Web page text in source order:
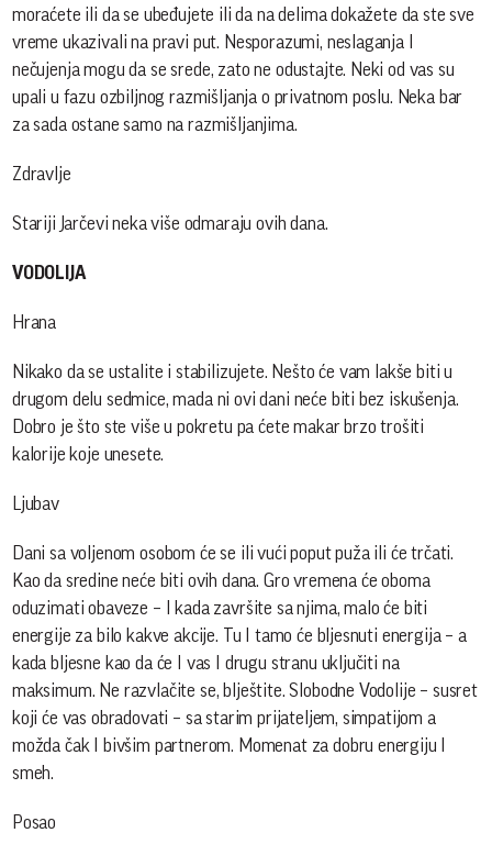
moraćete ili da se ubeđujete ili da na delima dokažete da ste sve
vreme ukazivali na pravi put. Nesporazumi, neslaganja I
nečujenja mogu da se srede, zato ne odustajte. Neki od vas su
upali u fazu ozbiljnog razmišljanja o privatnom poslu. Neka bar
za sada ostane samo na razmišljanjima.
Zdravlje
Stariji Jarčevi neka više odmaraju ovih dana.
VODOLIJA
Hrana
Nikako da se ustalite i stabilizujete. Nešto će vam lakše biti u
drugom delu sedmice, mada ni ovi dani neće biti bez iskušenja.
Dobro je što ste više u pokretu pa ćete makar brzo trošiti
kalorije koje unesete.
Ljubav
Dani sa voljenom osobom će se ili vući poput puža ili će trčati.
Kao da sredine neće biti ovih dana. Gro vremena će oboma
oduzimati obaveze – I kada završite sa njima, malo će biti
energije za bilo kakve akcije. Tu I tamo će bljesnuti energija – a
kada bljesne kao da će I vas I drugu stranu uključiti na
maksimum. Ne razvlačite se, blještite. Slobodne Vodolije – susret
koji će vas obradovati – sa starim prijateljem, simpatijom a
možda čak I bivšim partnerom. Momenat za dobru energiju I
smeh.
Posao